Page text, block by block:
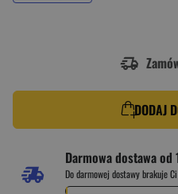
DODAJ
Darmowa dostawa od
Do darmowej dostawy brakuje